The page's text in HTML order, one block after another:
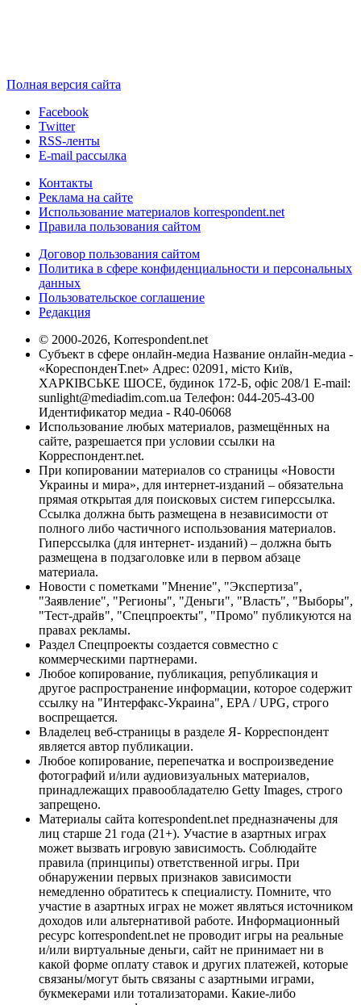
Полная версия сайта
Facebook
Twitter
RSS-ленты
E-mail рассылка
Контакты
Реклама на сайте
Использование материалов korrespondent.net
Правила пользования сайтом
Договор пользования сайтом
Политика в сфере конфиденциальности и персональных
данных
Пользовательское соглашение
Редакция
© 2000-2026, Korrespondent.net
Субъект в сфере онлайн-медиа Название онлайн-медиа -
«КореспонденТ.net» Адрес: 02091, місто Київ,
ХАРКІВСЬКЕ ШОСЕ, будинок 172-Б, офіс 208/1 E-mail:
sunlight@mediadim.com.ua Телефон: 044-205-43-00
Идентификатор медиа - R40-06068
Использование любых материалов, размещённых на
сайте, разрешается при условии ссылки на
Корреспондент.net.
При копировании материалов со страницы «Новости
Украины и мира», для интернет-изданий – обязательна
прямая открытая для поисковых систем гиперссылка.
Ссылка должна быть размещена в независимости от
полного либо частичного использования материалов.
Гиперссылка (для интернет- изданий) – должна быть
размещена в подзаголовке или в первом абзаце
материала.
Новости с пометками "Мнение", "Экспертиза",
"Заявление", "Регионы", "Деньги", "Власть", "Выборы",
"Тест-драйв", "Спецпроекты", "Промо" публикуются на
правах рекламы.
Раздел Спецпроекты создается совместно с
коммерческими партнерами.
Любое копирование, публикация, републикация и
другое распространение информации, которое содержит
ссылку на "Интерфакс-Украина", EPA / UPG, строго
воспрещается.
Владелец веб-страницы в разделе Я- Корреспондент
является автор публикации.
Любое копирование, перепечатка и воспроизведение
фотографий и/или аудиовизуальных материалов,
принадлежащих правообладателю Getty Images, строго
запрещено.
Материалы сайта korrespondent.net предназначены для
лиц старше 21 года (21+). Участие в азартных играх
может вызвать игровую зависимость. Соблюдайте
правила (принципы) ответственной игры. При
обнаружении первых признаков зависимости
немедленно обратитесь к специалисту. Помните, что
участие в азартных играх не может являться источником
доходов или альтернативой работе. Информационный
ресурс korrespondent.net не проводит игры на реальные
и/или виртуальные деньги, сайт не принимает ни в
какой форме оплату ставок и других платежей, которые
связаны/могут быть связаны с азартными играми,
букмекерами или тотализаторами. Какие-либо